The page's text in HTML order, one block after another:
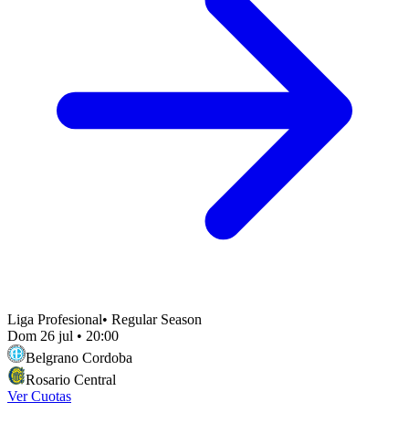
Liga Profesional• Regular Season
Dom 26 jul • 20:00
Belgrano Cordoba
Rosario Central
Ver Cuotas